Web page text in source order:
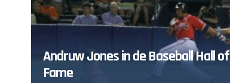
Andruw Jones in de Baseball Hall of
Fame